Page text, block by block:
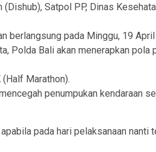
Satpol PP, Dinas
berlangsung pada Minggu, 19
Polda Bali akan menerapkan
Marathon).
penumpukan kendaraan
pada hari pelaksanaan